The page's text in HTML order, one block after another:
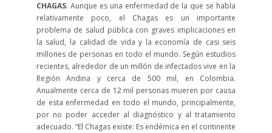
CHAGAS. Aunque es una enfermedad de la que se habla
relativamente poco, el Chagas es un importante
problema de salud pública con graves implicaciones en
la salud, la calidad de vida y la economía de casi seis
millones de personas en todo el mundo. Según estudios
recientes, alrededor de un millón de infectados vive en la
Región Andina y cerca de 500 mil, en Colombia.
Anualmente cerca de 12 mil personas mueren por causa
de esta enfermedad en todo el mundo, principalmente,
por no poder acceder al diagnóstico y al tratamiento
adecuado. “El Chagas existe: Es endémica en el continente